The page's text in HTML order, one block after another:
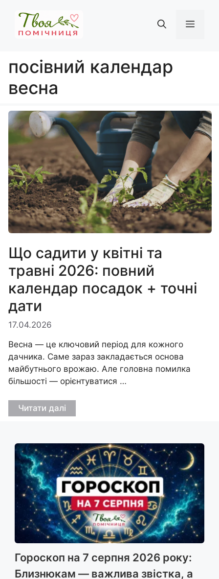
вмісту
посівний календар
весна
Що садити у квітні та
травні 2026: повний
календар посадок + точні
дати
17.04.2026
Весна — це ключовий період для кожного
дачника. Саме зараз закладається основа
майбутнього врожаю. Але головна помилка
більшості — орієнтуватися …
Читати далі
Гороскоп на 7 серпня 2026 року:
Близнюкам — важлива звістка, а